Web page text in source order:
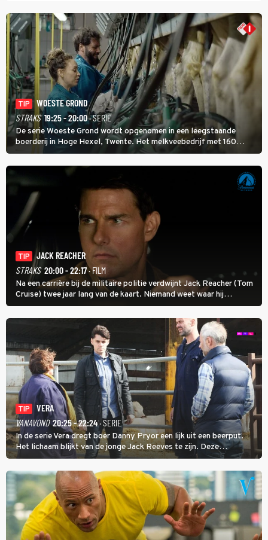
TIP
WOESTE GROND
STRAKS 19:25 - 20:00· SERIE
De serie Woeste Grond wordt opgenomen in een leegstaande
boerderij in Hoge Hexel, Twente. Het melkveebedrijf met 160
koeien moest sluiten, omdat het dicht bij een Natura 2000-gebied
ligt. In de serie heerst er een gevaarlijke veeziekte.
TIP
JACK REACHER
STRAKS 20:00 - 22:17· FILM
Na een carrière bij de militaire politie verdwijnt Jack Reacher (Tom
Cruise) twee jaar lang van de kaart. Niemand weet waar hij
uithangt, totdat moordverdachte James Barr naar hem vraagt.
TIP
VERA
VANAVOND 20:25 - 22:24· SERIE
In de serie Vera dregt boer Danny Pryor een lijk uit een beerput.
Het lichaam blijkt van de jonge Jack Reeves te zijn. Deze
homoseksuele woonwagenbewoner had gebroken met zijn familie
en verliet het kamp met slaande ruzie.